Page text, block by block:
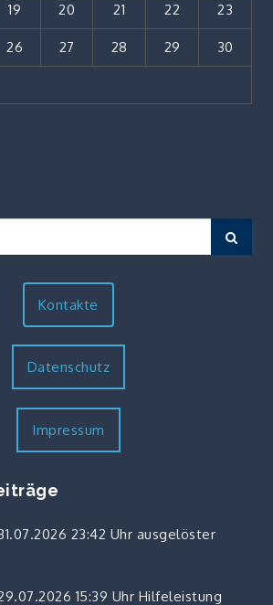
19 20 21 22 23
26 27 28 29 30
Kontakte
Datenschutz
Impressum
23:42 Uhr ausgelöster
15:39 Uhr Hilfeleistung